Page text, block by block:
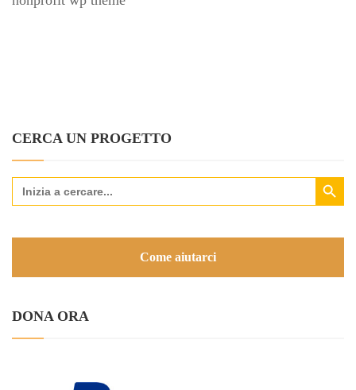
CERCA UN PROGETTO
Search
for:
Search Button
Come aiutarci
DONA ORA